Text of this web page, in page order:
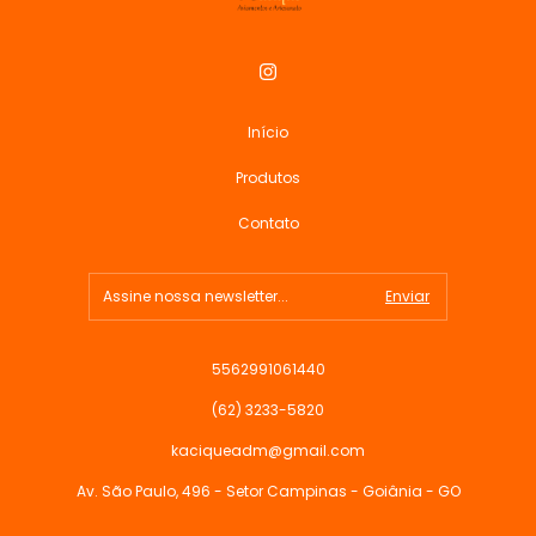
Início
Produtos
Contato
5562991061440
(62) 3233-5820
kaciqueadm@gmail.com
Av. São Paulo, 496 - Setor Campinas - Goiânia - GO